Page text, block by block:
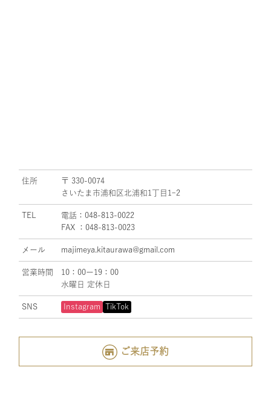
住所
〒 330-0074
さいたま市浦和区北浦和1丁目1ｰ2
TEL
電話：048-813-0022
FAX ：048-813-0023
メール majimeya.kitaurawa@gmail.com
営業時間
10：00ー19：00
水曜日 定休日
SNS Instagram TikTok
ご来店予約